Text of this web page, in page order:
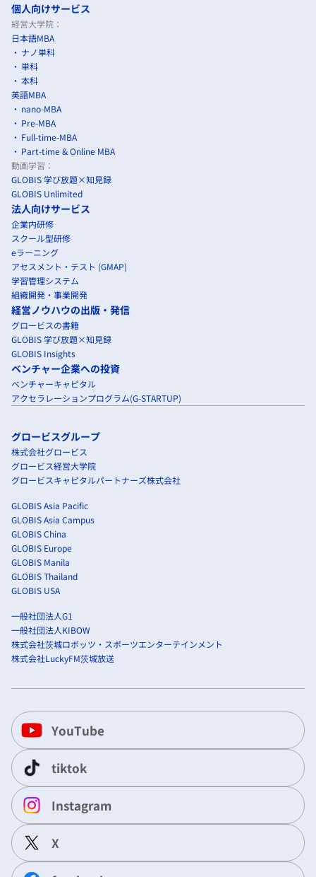
個人向けサービス
経営大学院：
日本語MBA
ナノ単科
単科
本科
英語MBA
nano-MBA
Pre-MBA
Full-time-MBA
Part-time & Online MBA
動画学習：
GLOBIS 学び放題×知見録
GLOBIS Unlimited
法人向けサービス
企業内研修
スクール型研修
eラーニング
アセスメント・テスト (GMAP)
学習管理システム
組織開発・事業開発
経営ノウハウの出版・発信
グロービスの書籍
GLOBIS 学び放題×知見録
GLOBIS Insights
ベンチャー企業への投資
ベンチャーキャピタル
アクセラレーションプログラム(G-STARTUP)
グロービスグループ
株式会社グロービス
グロービス経営大学院
グロービスキャピタルパートナーズ株式会社
GLOBIS Asia Pacific
GLOBIS Asia Campus
GLOBIS China
GLOBIS Europe
GLOBIS Manila
GLOBIS Thailand
GLOBIS USA
一般社団法人G1
一般社団法人KIBOW
株式会社茨城ロボッツ・スポーツエンターテインメント
株式会社LuckyFM茨城放送
YouTube
tiktok
Instagram
X